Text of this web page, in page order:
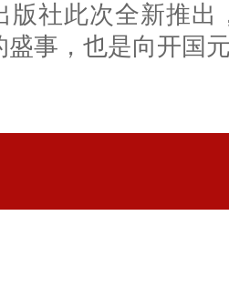
版社此次全新推
盛事，也是向开国